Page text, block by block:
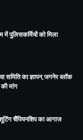
पुलिसकर्मियों को मिला
समिति का ज्ञापन,जगनेर ब्लॉक
मांग
चैंपियनशिप का आगाज